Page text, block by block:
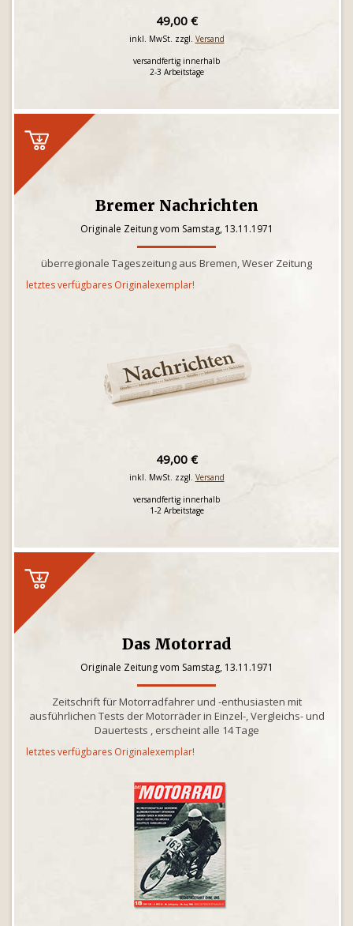
49,00 €
inkl. MwSt. zzgl. Versand
versandfertig innerhalb
2-3 Arbeitstage
Bremer Nachrichten
Originale Zeitung vom Samstag, 13.11.1971
überregionale Tageszeitung aus Bremen, Weser Zeitung
letztes verfügbares Originalexemplar!
49,00 €
inkl. MwSt. zzgl. Versand
versandfertig innerhalb
1-2 Arbeitstage
Das Motorrad
Originale Zeitung vom Samstag, 13.11.1971
Zeitschrift für Motorradfahrer und -enthusiasten mit
ausführlichen Tests der Motorräder in Einzel-, Vergleichs- und
Dauertests , erscheint alle 14 Tage
letztes verfügbares Originalexemplar!